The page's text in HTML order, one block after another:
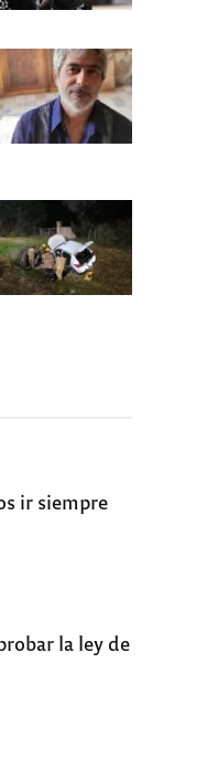
ir siempre
la ley de